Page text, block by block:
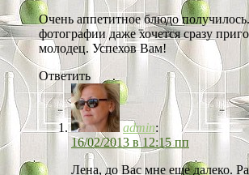
Очень аппетитное блюдо
фотографии даже хочется сразу
молодец. Успехов Вам!
Ответить
admin:
16/02/2013 в 12:15 пп
Лена, до Вас мне еще далеко.